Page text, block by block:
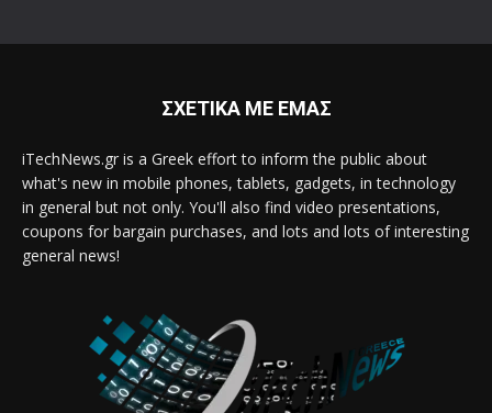
ΣΧΕΤΙΚΑ ΜΕ ΕΜΑΣ
iTechNews.gr is a Greek effort to inform the public about
what's new in mobile phones, tablets, gadgets, in technology
in general but not only. You'll also find video presentations,
coupons for bargain purchases, and lots and lots of interesting
general news!